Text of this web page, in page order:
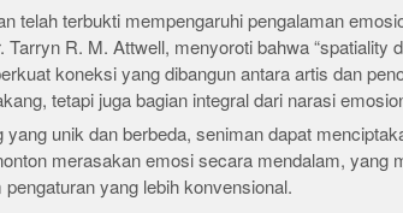
telah terbukti mempengaruhi pengalaman
R. M. Attwell, menyoroti bahwa “spatiality
koneksi yang dibangun antara artis dan
tetapi juga bagian integral dari narasi
unik dan berbeda, seniman dapat
merasakan emosi secara mendalam, yang
yang lebih konvensional.